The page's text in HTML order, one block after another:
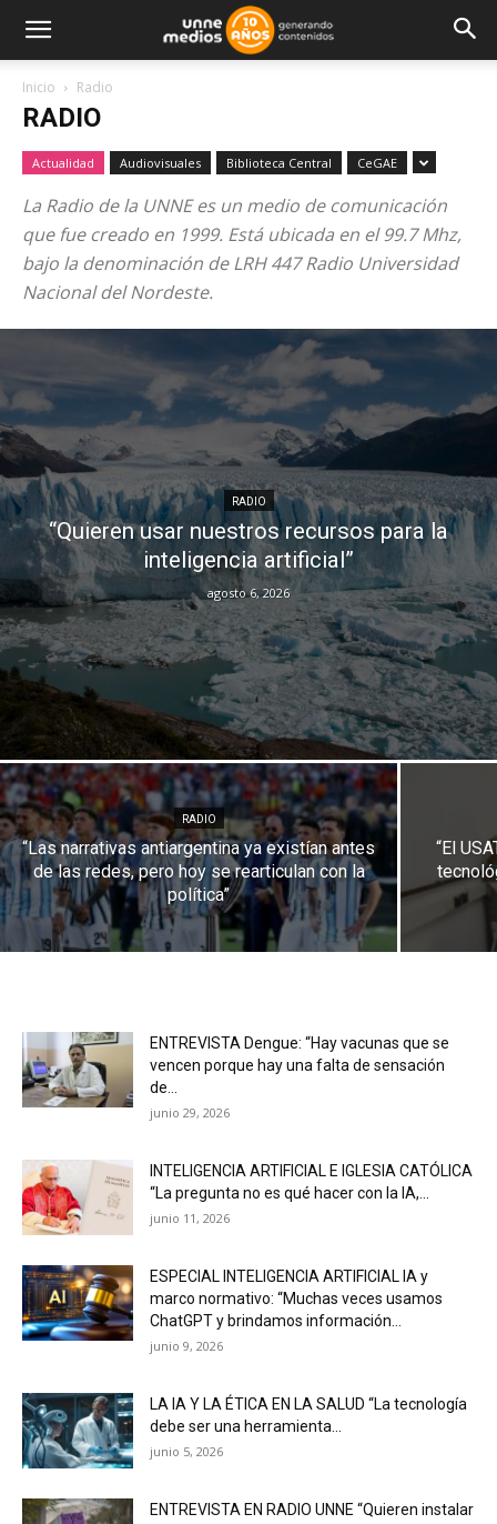
Inicio Radio
RADIO
Actualidad Audiovisuales Biblioteca Central CeGAE
La Radio de la UNNE es un medio de comunicación
que fue creado en 1999. Está ubicada en el 99.7 Mhz,
bajo la denominación de LRH 447 Radio Universidad
Nacional del Nordeste.
RADIO
“Quieren usar nuestros recursos para la
inteligencia artificial”
agosto 6, 2026
RADIO
“Las narrativas antiargentina ya existían antes
de las redes, pero hoy se rearticulan con la
política”
“El
ENTREVISTA Dengue: “Hay vacunas que se
vencen porque hay una falta de sensación
de...
junio 29, 2026
INTELIGENCIA ARTIFICIAL E IGLESIA CATÓLICA
“La pregunta no es qué hacer con la IA,...
junio 11, 2026
ESPECIAL INTELIGENCIA ARTIFICIAL IA y
marco normativo: “Muchas veces usamos
ChatGPT y brindamos información...
junio 9, 2026
LA IA Y LA ÉTICA EN LA SALUD “La tecnología
debe ser una herramienta...
junio 5, 2026
ENTREVISTA EN RADIO UNNE “Quieren instalar